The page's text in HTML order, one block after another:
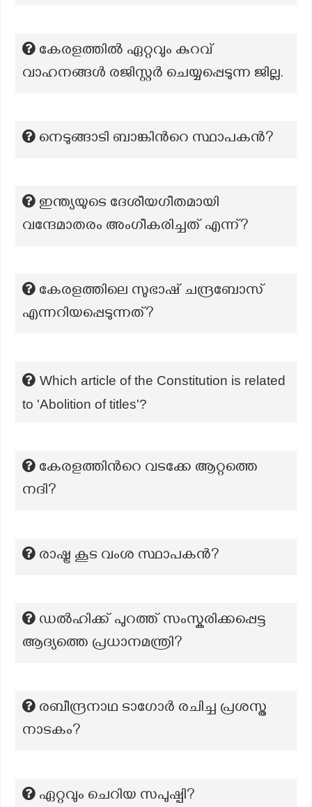
കേരളത്തിൽ ഏറ്റവും കുറവ്
വാഹനങ്ങൾ രജിസ്റ്റർ ചെയ്യപ്പെടുന്ന ജില്ല.
നെടുങ്ങാടി ബാങ്കിന്‍റെ സ്ഥാപകന്‍‍‍‍?
ഇന്ത്യയുടെ ദേശീയഗീതമായി
വന്ദേമാതരം അംഗീകരിച്ചത് എന്ന്?
കേരളത്തിലെ സുഭാഷ് ചന്ദ്രബോസ്
എന്നറിയപ്പെടുന്നത്?
Which article of the Constitution is related
to 'Abolition of titles'?
കേരളത്തിന്‍റെ വടക്കേ ആറ്റത്തെ
നദി?
രാഷ്ട്ര കൂട വംശ സ്ഥാപകന്‍?
ഡൽഹിക്ക് പുറത്ത് സംസ്കരിക്കപ്പെട്ട
ആദ്യത്തെ പ്രധാനമന്ത്രി?
രബീന്ദ്രനാഥ ടാഗോർ രചിച്ച പ്രശസ്ത
നാടകം?
ഏറ്റവും ചെറിയ സപുഷ്പി?